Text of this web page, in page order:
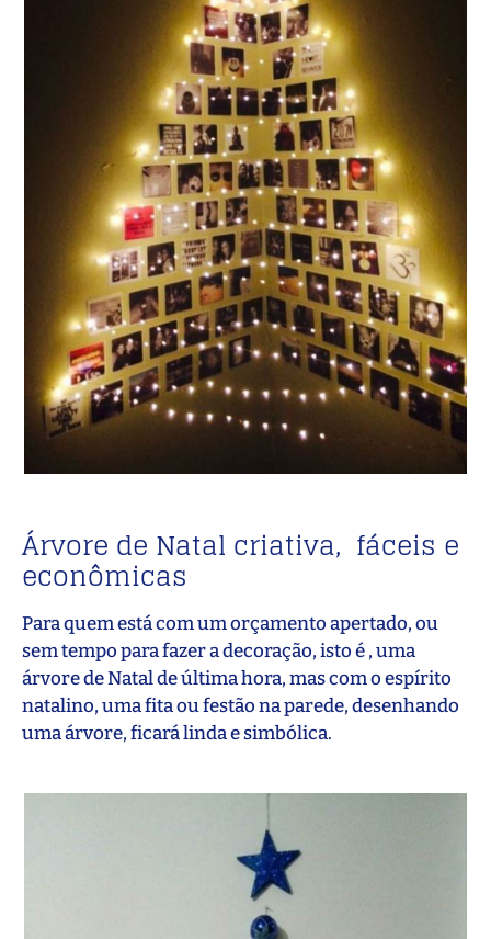
Árvore de Natal criativa, fáceis e
econômicas
Para quem está com um orçamento apertado, ou
sem tempo para fazer a decoração, isto é , uma
árvore de Natal de última hora, mas com o espírito
natalino, uma fita ou festão na parede, desenhando
uma árvore, ficará linda e simbólica.